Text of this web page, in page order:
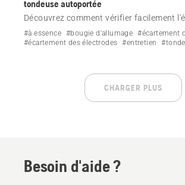
tondeuse autoportée
Découvrez comment vérifier facilement
bougies de votre tondeuse autoportée
#à essence #bougie d'allumage #écartement
#écartement des électrodes
#entretien
CHARGER PLUS
Besoin d'aide ?